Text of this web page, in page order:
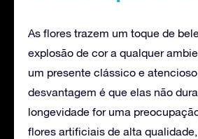
As flores trazem um toque de
explosão de cor a qualquer
um presente clássico e
desvantagem é que elas não
longevidade for uma
flores artificiais de alta